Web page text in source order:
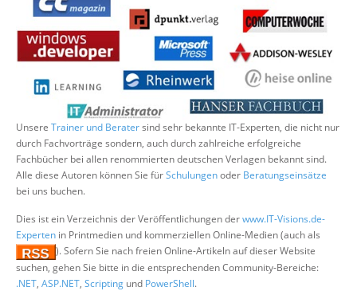
Über uns
Unsere Trainer und Beratersind sehr bekannte IT-Experten, die nicht nur
durch Fachvorträge sondern, auch durch zahlreiche erfolgreiche
Fachbücher bei allen renommierten deutschen Verlagen bekannt sind.
Alle diese Autoren können Sie fürSchulungenoder Beratungseinsätze
bei uns buchen.
Dies ist ein Verzeichnis der Veröffentlichungen derwww.IT-Visions.de-
Experten in Printmedien und kommerziellen Online-Medien (auch als
). Sofern Sie nach freien Online-Artikeln auf dieser Website
suchen, gehen Sie bitte in die entsprechenden Community-Bereiche:
.NET, ASP.NET, Scripting und PowerShell.